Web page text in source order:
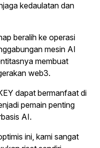
kedaulatan dan
beralih ke operasi
mesin AI
membuat
web3.
dapat bermanfaat di
pemain penting
AI.
ini, kami sangat